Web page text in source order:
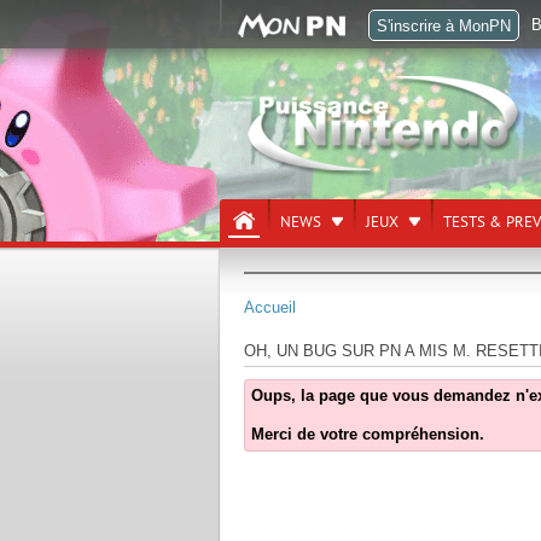
NEWS JEUX TESTS &
Accueil
OH, UN BUG SUR PN A MIS M.
Oups, la page que vous demandez
Merci de votre compréhension.
S'inscrire à MonPN